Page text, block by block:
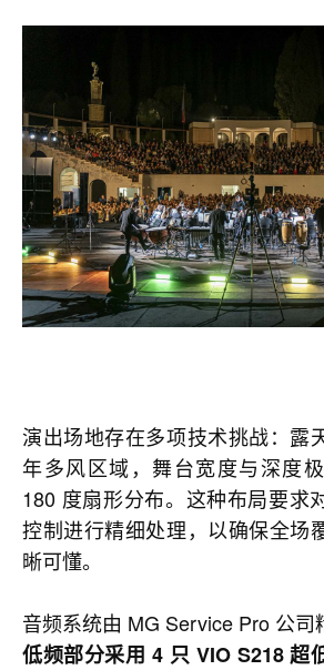
演出场地存在多项技术挑战：露
年多风区域，舞台宽度与深度
180 度扇形分布。这种布局要求
控制进行精细处理，以确保全场
晰可懂。
音频系统由 MG Service Pro 公司
低频部分采用 4 只 VIO S218 超